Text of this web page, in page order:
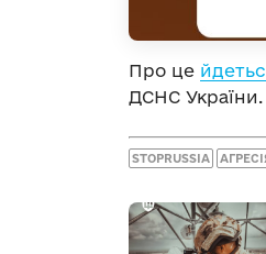
Про це
ДСНС України.
STOPRUSSIA